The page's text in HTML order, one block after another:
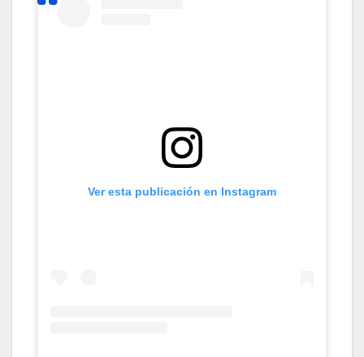
Ver esta publicación en Instagram